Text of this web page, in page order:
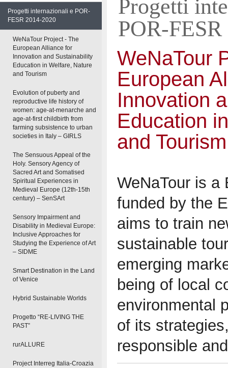
Progetti internazionali e POR-
FESR 2014-2020
WeNaTour Project - The
European Alliance for
Innovation and Sustainability
Education in Welfare, Nature
and Tourism
Evolution of puberty and
reproductive life history of
women: age-at-menarche and
age-at-first childbirth from
farming subsistence to urban
societies in Italy – GIRLS
The Sensuous Appeal of the
Holy. Sensory Agency of
Sacred Art and Somatised
Spiritual Experiences in
Medieval Europe (12th-15th
century) – SenSArt
Sensory Impairment and
Disability in Medieval Europe:
Inclusive Approaches for
Studying the Experience of Art
– SIDME
Smart Destination in the Land
of Venice
Hybrid Sustainable Worlds
Progetto “RE-LIVING THE
PAST”
rurALLURE
Project Interreg Italia-Croazia
Progetti
POR-
WeNaTour
European
Innovation
Education
and Tourism
WeNaTour is a
funded by the
aims to train
sustainable
emerging
being of local
environmental
of its
responsible